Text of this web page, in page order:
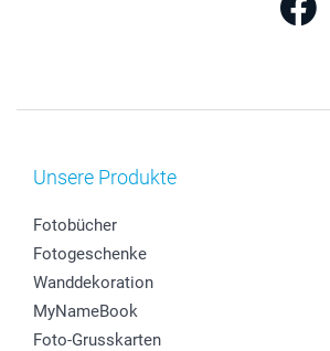
Unsere Produkte
Fotobücher
Fotogeschenke
Wanddekoration
MyNameBook
Foto-Grusskarten